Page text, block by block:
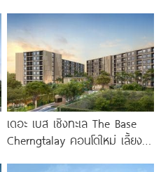
เดอะ เบส เชิงทะเล The Base
Cherngtalay คอนโดใหม่ เลี้ยง